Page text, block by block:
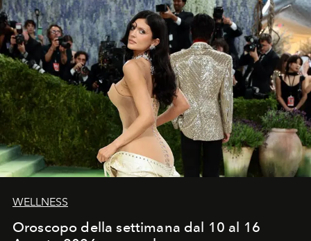
WELLNESS
Oroscopo della settimana dal 10 al 16